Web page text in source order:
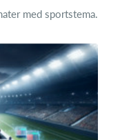
med sportstema.